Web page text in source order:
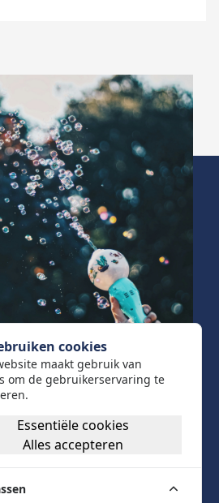
cookies
maakt gebruik van
om de gebruikerservaring te
Essentiële cookies
Alles accepteren